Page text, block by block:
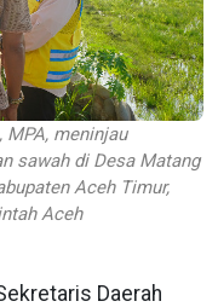
MPA, meninjau
sawah di Desa Matang
Aceh Timur,
Aceh
Daerah